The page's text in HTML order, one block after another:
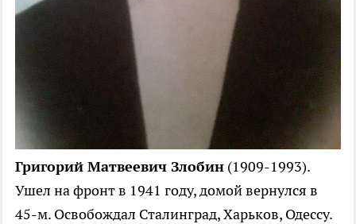
Григорий Матвеевич Злобин (1909-1993).
Ушел на фронт в 1941 году, домой вернулся в
45-м. Освобождал Сталинград, Харьков, Одессу.